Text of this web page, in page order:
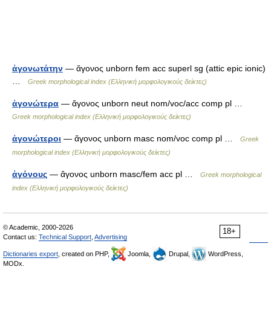
ἀγονωτάτην — ἄγονος unborn fem acc superl sg (attic epic ionic)
Greek morphological index (Ελληνική μορφολογικούς δείκτες)
ἀγονώτερα — ἄγονος unborn neut nom/voc/acc comp pl …
Greek morphological index (Ελληνική μορφολογικούς δείκτες)
ἀγονώτεροι — ἄγονος unborn masc nom/voc comp pl …
Greek
morphological index (Ελληνική μορφολογικούς δείκτες)
ἀγόνους — ἄγονος unborn masc/fem acc pl …
Greek morphological
index (Ελληνική μορφολογικούς δείκτες)
18+
© Academic, 2000-2026
Contact us: Technical Support Advertising
Dictionaries export , created on PHP, Joomla, Drupal,
WordPress,
MODx.